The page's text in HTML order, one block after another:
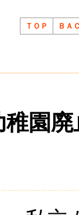
ＴＯＰ ＢＡ
稚園